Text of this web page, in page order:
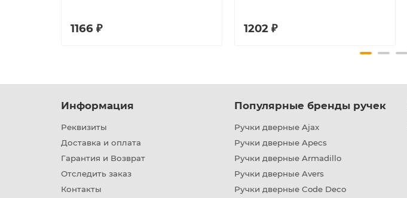
1166 ₽ 1202 ₽
Информация
Реквизиты
Доставка и оплата
Гарантия и Возврат
Отследить заказ
Контакты
Популярные бренды ручек
Ручки дверные Ajax
Ручки дверные Apecs
Ручки дверные Armadillo
Ручки дверные Avers
Ручки дверные Code Deco